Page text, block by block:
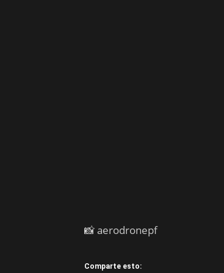
📸 aerodronepf
Comparte esto: